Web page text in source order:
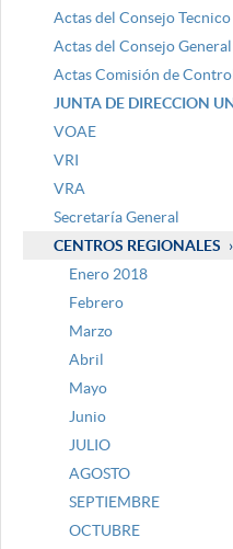
Actas del Consejo
Actas del Consejo
Actas Comisión de
JUNTA DE DIRECCION
VOAE
VRI
VRA
Secretaría General
CENTROS REGIONALES
Enero 2018
Febrero
Marzo
Abril
Mayo
Junio
JULIO
AGOSTO
SEPTIEMBRE
OCTUBRE